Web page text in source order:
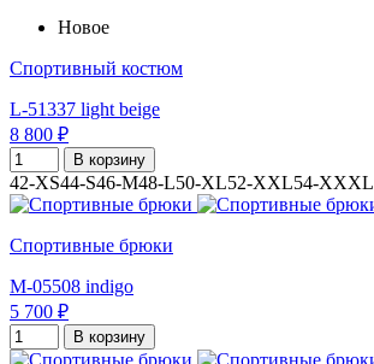
Новое
Спортивный костюм
L-51337 light beige
8 800 ₽
В корзину
42-XS44-S46-M48-L50-XL52-XXL54-XXXL
Спортивные брюки
M-05508 indigo
5 700 ₽
В корзину